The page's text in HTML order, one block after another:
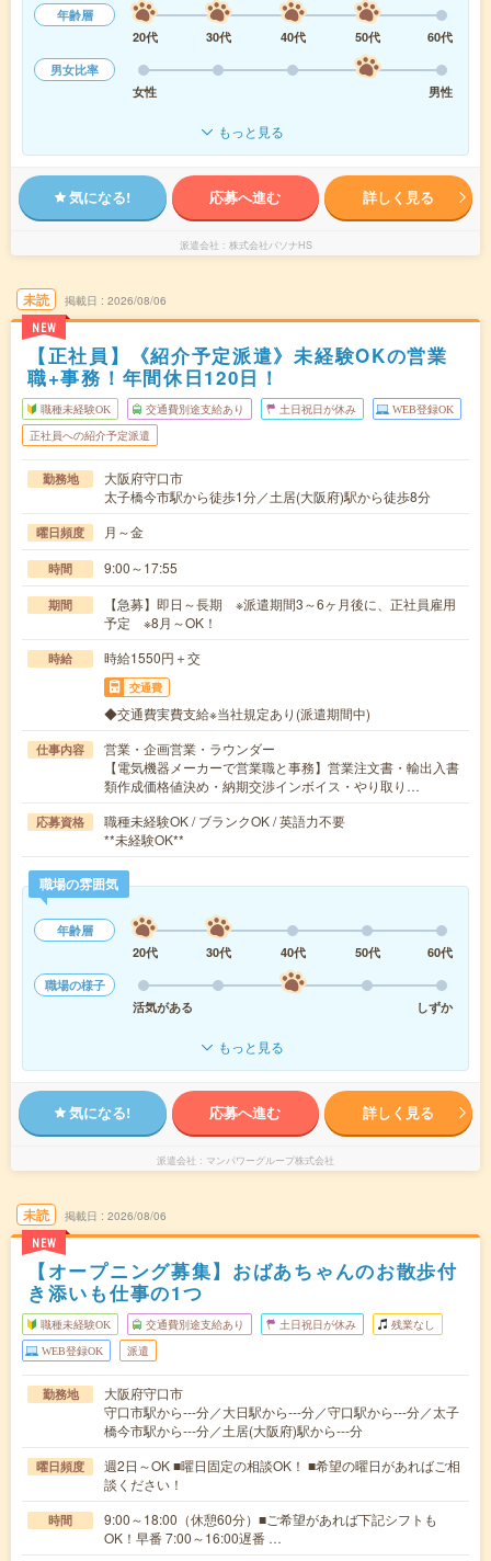
年齢層
20代
30代 40代 50代
60代
男女比率
女性
男性
もっと見る
気になる! 応募へ進む 詳しく見る
派遣会社 株式会社パソナHS
未読
NEW
掲載日 2026/08/06
【正社員】《紹介予定派遣》未経験OKの営業
職+事務！年間休日120日！
職種未経験OK 交通費別途支給あり 土日祝日が休み WEB登録OK
正社員への紹介予定派遣
勤務地
大阪府守口市
太子橋今市駅から徒歩1分／土居(大阪府)駅から徒歩8分
曜日頻度 月～金
時間 9:00～17:55
期間
【急募】即日～長期 ※派遣期間3～6ヶ月後に、正社員雇用
予定 ※8月～OK！
時給 時給1550円＋交
交通費
◆交通費実費支給※当社規定あり(派遣期間中)
仕事内容
営業・企画営業・ラウンダー
【電気機器メーカーで営業職と事務】営業注文書・輸出入書
類作成価格値決め・納期交渉インボイス・やり取り…
応募資格
職種未経験OK / ブランクOK / 英語力不要
**未経験OK**
職場の雰囲気
年齢層
20代
30代 40代 50代
60代
職場の様子
活気がある
しずか
もっと見る
気になる! 応募へ進む 詳しく見る
派遣会社 マンパワーグループ株式会社
未読
NEW
掲載日 2026/08/06
【オープニング募集】おばあちゃんのお散歩付
き添いも仕事の1つ
職種未経験OK 交通費別途支給あり 土日祝日が休み 残業なし
WEB登録OK 派遣
勤務地
大阪府守口市
守口市駅から---分／大日駅から---分／守口駅から---分／太子
橋今市駅から---分／土居(大阪府)駅から---分
曜日頻度
週2日～OK ■曜日固定の相談OK！ ■希望の曜日があればご相
談ください！
時間
9:00～18:00（休憩60分）■ご希望があれば下記シフトも
OK！早番 7:00～16:00遅番 …